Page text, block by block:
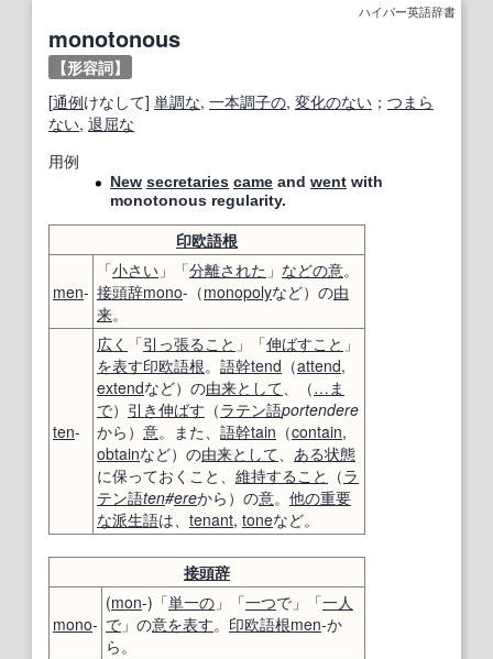
ハイパー英語辞書
monotonous
【形容詞】
[通例けなして] 単調な, 一本調子の, 変化のない ； つまら
ない, 退屈な
用例
New secretaries came and went with
monotonous regularity.
印欧語根
men-
「小さい 」「分離された 」 などの意。
接頭辞mono-（monopolyなど）の由
来。
ten-
広く 「引っ張ること 」「伸ばすこと 」
を表す印欧語根。 語幹tend （attend,
extendなど）の由来として、（…ま
で） 引き伸ばす （ラテン語portendere
から） 意。また、 語幹tain （contain,
obtainなど）の由来として、 ある状態
に保っておくこと、 維持すること （ラ
テン語ten#ereから）の意。 他の重要
な派生語は、 tenant, toneなど。
接頭辞
mono-
(mon-)「単一の 」「一つで」「一人
で 」の意を表す。 印欧語根men-か
ら。